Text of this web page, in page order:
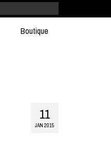
Boutique
11
JAN 2015